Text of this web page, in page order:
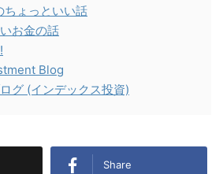
ちょっといい話
お金の話
Blog
グ (インデックス投資)
Share